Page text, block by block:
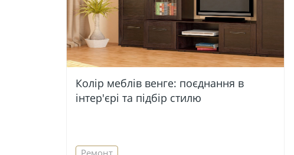
Колір меблів венге: поєднання в
інтер'єрі та підбір стилю
Ремонт